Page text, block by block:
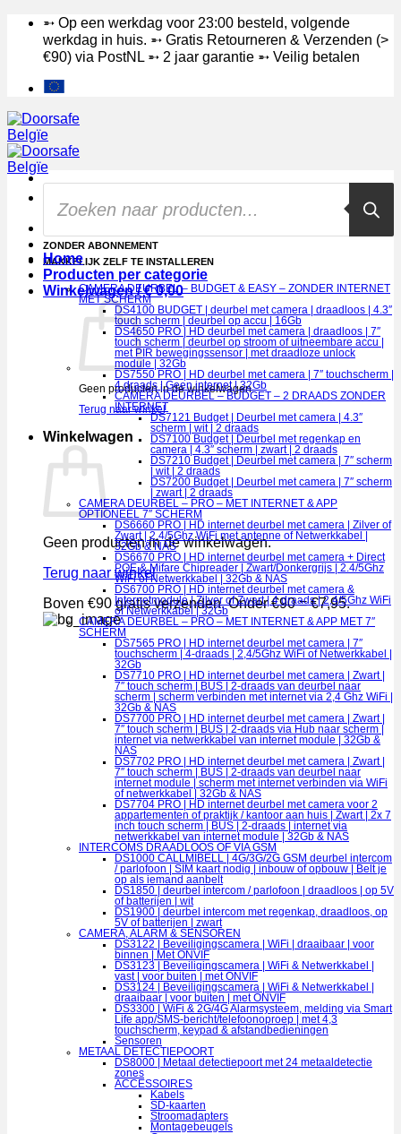
inhoud
➵ Op een werkdag voor 23:00 besteld, volgende
werkdag in huis. ➵ Gratis Retourneren & Verzenden (>
€90) via PostNL ➵ 2 jaar garantie ➵ Veilig betalen
ZONDER ABONNEMENT
MAKKELIJK ZELF TE INSTALLEREN
Winkelwagen /€0,00
Geen producten in de winkelwagen.
Terug naar winkel
Winkelwagen
Geen producten in de winkelwagen.
Terug naar winkel
Boven €90 gratis verzenden. Onder €90 = €7,95.
Products
search
Home
Producten per categorie
CAMERA DEURBEL – BUDGET & EASY – ZONDER INTERNET
MET SCHERM
DS4100 BUDGET | deurbel met camera | draadloos | 4.3″
touch scherm | deurbel op accu | 16Gb
DS4650 PRO | HD deurbel met camera | draadloos | 7″
touch scherm | deurbel op stroom of uitneembare accu |
met PIR bewegingssensor | met draadloze unlock
module | 32Gb
DS7550 PRO | HD deurbel met camera | 7″ touchscherm |
4 draads | Geen internet | 32Gb
CAMERA DEURBEL – BUDGET – 2 DRAADS ZONDER
INTERNET
DS7121 Budget | Deurbel met camera | 4.3″
scherm | wit | 2 draads
DS7100 Budget | Deurbel met regenkap en
camera | 4.3″ scherm | zwart | 2 draads
DS7210 Budget | Deurbel met camera | 7″ scherm
| wit | 2 draads
DS7200 Budget | Deurbel met camera | 7″ scherm
| zwart | 2 draads
CAMERA DEURBEL – PRO – MET INTERNET & APP
OPTIONEEL 7″ SCHERM
DS6660 PRO | HD internet deurbel met camera | Zilver of
Zwart | 2.4/5Ghz WiFi met antenne of Netwerkkabel |
32Gb & NAS
DS6670 PRO | HD internet deurbel met camera + Direct
POE & Mifare Chipreader | Zwart/Donkergrijs | 2.4/5Ghz
WiFi of Netwerkkabel | 32Gb & NAS
DS6700 PRO | HD internet deurbel met camera &
Internetmodule | Zilver of Zwart | 4 draads | 2,4/5Ghz WiFi
of Netwerkkabel | 32Gb
CAMERA DEURBEL – PRO – MET INTERNET & APP MET 7″
SCHERM
DS7565 PRO | HD internet deurbel met camera | 7″
touchscherm | 4-draads | 2,4/5Ghz WiFi of Netwerkkabel |
32Gb
DS7710 PRO | HD internet deurbel met camera | Zwart |
7″ touch scherm | BUS | 2-draads van deurbel naar
scherm | scherm verbinden met internet via 2,4 Ghz WiFi |
32Gb & NAS
DS7700 PRO | HD internet deurbel met camera | Zwart |
7″ touch scherm | BUS | 2-draads via Hub naar scherm |
internet via netwerkkabel van internet module | 32Gb &
NAS
DS7702 PRO | HD internet deurbel met camera | Zwart |
7″ touch scherm | BUS | 2-draads van deurbel naar
internet module | scherm met internet verbinden via WiFi
of netwerkkabel | 32Gb & NAS
DS7704 PRO | HD internet deurbel met camera voor 2
appartementen of praktijk / kantoor aan huis | Zwart | 2x 7
inch touch scherm | BUS | 2-draads | internet via
netwerkkabel van internet module | 32Gb & NAS
INTERCOMS DRAADLOOS OF VIA GSM
DS1000 CALLMIBELL | 4G/3G/2G GSM deurbel intercom
/ parlofoon | SIM kaart nodig | inbouw of opbouw | Belt je
op als iemand aanbelt
DS1850 | deurbel intercom / parlofoon | draadloos | op 5V
of batterijen | wit
DS1900 | deurbel intercom met regenkap, draadloos, op
5V of batterijen | zwart
CAMERA, ALARM & SENSOREN
DS3122 | Beveiligingscamera | WiFi | draaibaar | voor
binnen | Met ONVIF
DS3123 | Beveiligingscamera | WiFi & Netwerkkabel |
vast | voor buiten | met ONVIF
DS3124 | Beveiligingscamera | WiFi & Netwerkkabel |
draaibaar | voor buiten | met ONVIF
DS3300 | WiFi & 2G/4G Alarmsysteem, melding via Smart
Life app/SMS-bericht/telefoonoproep | met 4,3
touchscherm, keypad & afstandbedieningen
Sensoren
METAAL DETECTIEPOORT
DS8000 | Metaal detectiepoort met 24 metaaldetectie
zones
ACCESSOIRES
Kabels
SD-kaarten
Stroomadapters
Montagebeugels